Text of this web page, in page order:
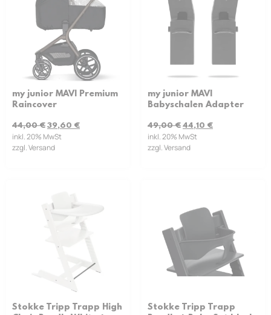
my junior MAVI Premium
Raincover
44,00€ 39,60 €
inkl. 20% MwSt
zzgl. Versand
my junior MAVI
Babyschalen Adapter
49,00€ 44,10 €
inkl. 20% MwSt
zzgl. Versand
Stokke Tripp Trapp High
Stokke Tripp Trapp